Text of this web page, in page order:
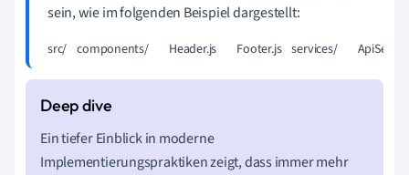
sein, wie im folgenden Beispiel dargestellt:
src/    components/        Header.js        Footer.js    services/
Ein tiefer Einblick in moderne
Implementierungspraktiken zeigt, dass immer mehr